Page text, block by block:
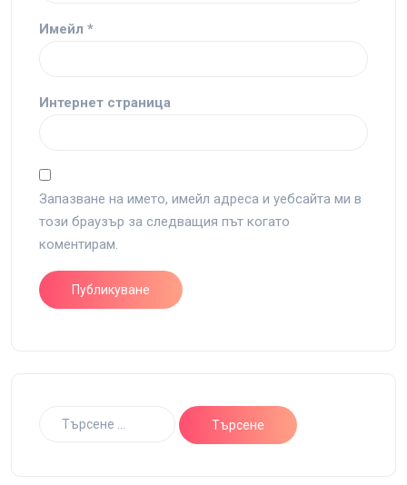
Имейл *
Интернет страница
Запазване на името, имейл адреса и уебсайта ми в
този браузър за следващия път когато
коментирам.